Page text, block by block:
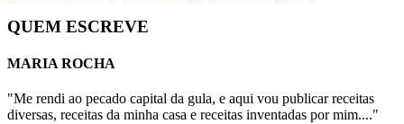
QUEM ESCREVE
MARIA ROCHA
"Me rendi ao pecado capital da gula, e aqui vou publicar receitas
diversas, receitas da minha casa e receitas inventadas por mim...."